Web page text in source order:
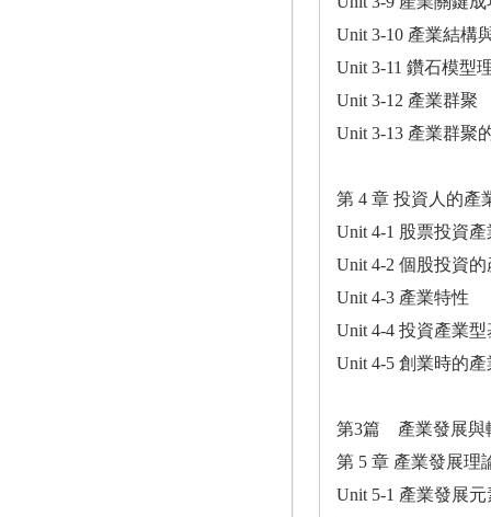
Unit 3-10 產業結構
Unit 3-11 鑽石模型
Unit 3-12 產業群聚
Unit 3-13 產業群聚
第 4 章 投資人的產
Unit 4-1 股票投資
Unit 4-2 個股投資
Unit 4-3 產業特性
Unit 4-4 投資產業
Unit 4-5 創業時的
第3篇 產業發展與
第 5 章 產業發展理
Unit 5-1 產業發展元